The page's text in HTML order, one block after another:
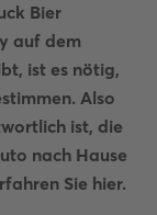
Bier
auf dem
ist es nötig,
Also
ist, die
nach Hause
Sie hier.